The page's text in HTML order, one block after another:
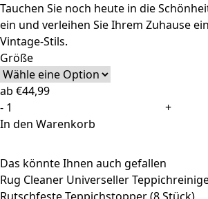
Tauchen Sie noch heute in die
ein und verleihen Sie Ihrem Zuhause
Vintage-Stils.
Größe
ab €44,99
Teppich
Hera
Beige
Creme
Meliert
-
+
In den Warenkorb
Das könnte Ihnen auch gefallen
Rug Cleaner Universeller